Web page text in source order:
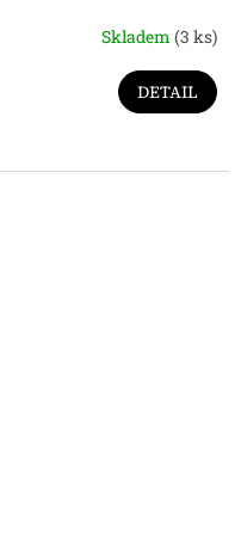
Skladem (3 ks)
DETAIL